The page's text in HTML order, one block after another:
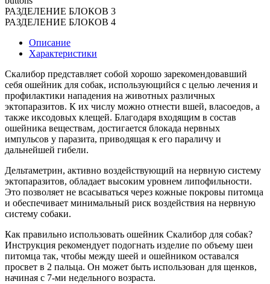
РАЗДЕЛЕНИЕ БЛОКОВ 3
РАЗДЕЛЕНИЕ БЛОКОВ 4
Описание
Характеристики
Скалибор представляет собой хорошо зарекомендовавший
себя ошейник для собак, использующийся с целью лечения и
профилактики нападения на животных различных
эктопаразитов. К их числу можно отнести вшей, власоедов, а
также иксодовых клещей. Благодаря входящим в состав
ошейника веществам, достигается блокада нервных
импульсов у паразита, приводящая к его параличу и
дальнейшей гибели.
Дельтаметрин, активно воздействующий на нервную систему
эктопаразитов, обладает высоким уровнем липофильности.
Это позволяет не всасываться через кожные покровы питомца
и обеспечивает минимальный риск воздействия на нервную
систему собаки.
Как правильно использовать ошейник Скалибор для собак?
Инструкция рекомендует подогнать изделие по объему шеи
питомца так, чтобы между шеей и ошейником оставался
просвет в 2 пальца. Он может быть использован для щенков,
начиная с 7-ми недельного возраста.